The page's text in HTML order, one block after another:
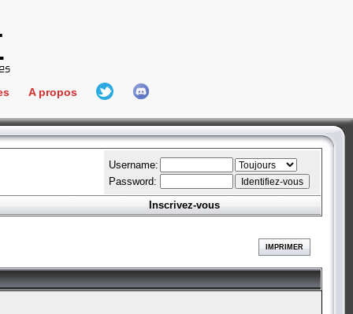
Connect
A propos
L'équipe
Hall Of Fame
Username:
Password:
Inscrivez-vous
IMPRIMER